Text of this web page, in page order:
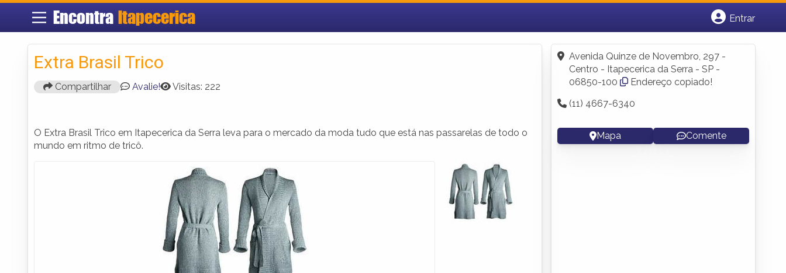
Encontra Itapecerica
Entrar
Fazer login
Criar conta
Extra Brasil Trico
Compartilhar Avalie! Visitas: 222
O Extra Brasil Trico em Itapecerica da Serra leva para o mercado da moda tudo que está nas passarelas de todo o
mundo em ritmo de tricô.
Avenida Quinze de Novembro, 297 -
Centro - Itapecerica da Serra - SP -
06850-100
Endereço copiado!
(11) 4667-6340
Mapa Comente